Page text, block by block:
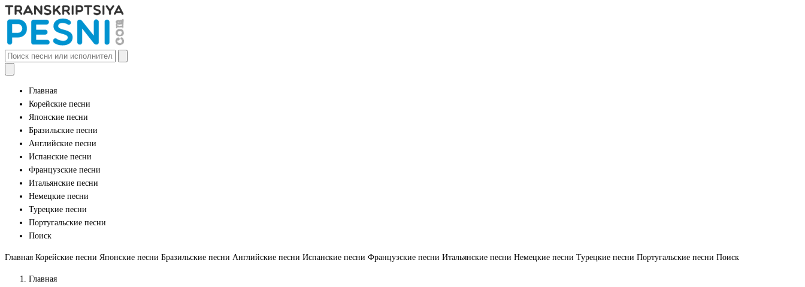
Главная
Корейские песни
Японские песни
Бразильские песни
Английские песни
Испанские песни
Французские песни
Итальянские песни
Немецкие песни
Турецкие песни
Португальские песни
Поиск
Главная Корейские песни Японские песни Бразильские песни Английские песни Испанские песни Французские песни Итальянские песни Немецкие песни Турецкие песни Португальские песни Поиск
Главная